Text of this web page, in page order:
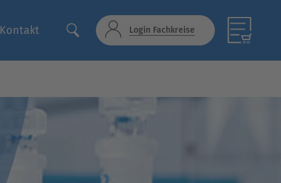
Kontakt Login Fachkreise